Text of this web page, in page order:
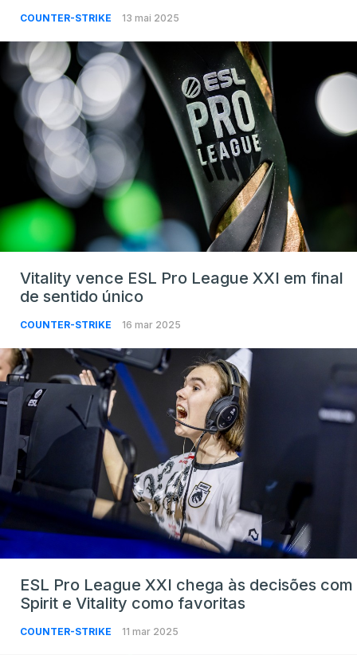
COUNTER-STRIKE 13 mai 2025
Vitality vence ESL Pro League XXI em final
de sentido único
COUNTER-STRIKE 16 mar 2025
ESL Pro League XXI chega às decisões com
Spirit e Vitality como favoritas
COUNTER-STRIKE 11 mar 2025